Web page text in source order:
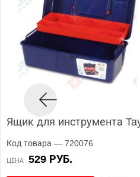
Ящик для инструмента
Код товара — 720076
ЦЕНА 529 РУБ.